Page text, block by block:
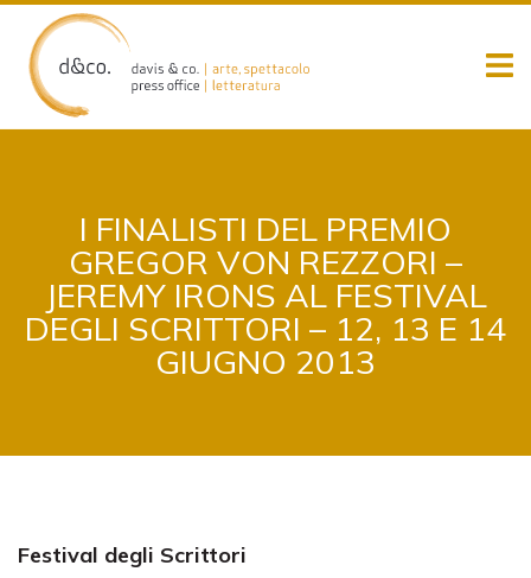
content
I FINALISTI DEL PREMIO
GREGOR VON REZZORI –
JEREMY IRONS AL FESTIVAL
DEGLI SCRITTORI – 12, 13 E 14
GIUGNO 2013
Festival degli Scrittori